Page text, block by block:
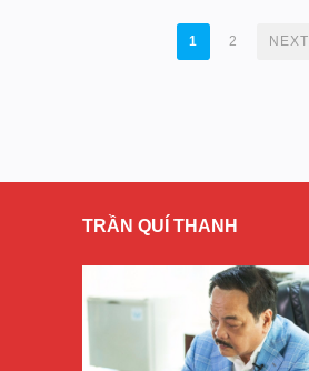
POSTS
1 2 NEXT
TRẦN QUÍ THANH